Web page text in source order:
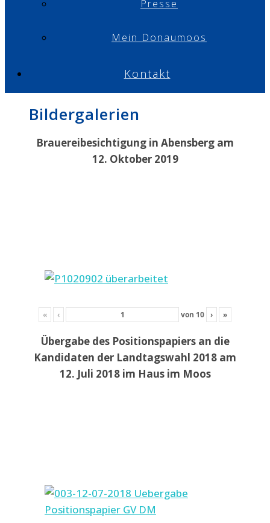
Presse
Mein Donaumoos
Kontakt
Bildergalerien
Brauereibesichtigung in Abensberg am
12. Oktober 2019
« ‹ von 10 › »
Übergabe des Positionspapiers an die
Kandidaten der Landtagswahl 2018 am
12. Juli 2018 im Haus im Moos